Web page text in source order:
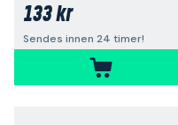
133 kr
Sendes innen 24 timer!